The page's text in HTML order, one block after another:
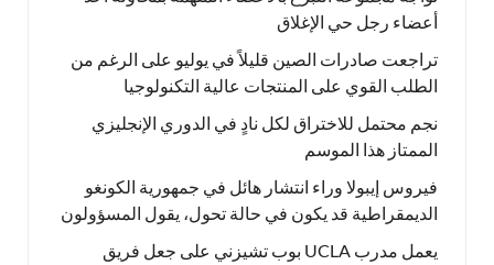
أعضاء رجل حي الإغلاق
تراجعت صادرات الصين قليلاً في يوليو على الرغم من
الطلب القوي على المنتجات عالية التكنولوجيا
نجم محتمل للاختراق لكل نادٍ في الدوري الإنجليزي
الممتاز هذا الموسم
فيروس إيبولا وراء انتشار هائل في جمهورية الكونغو
الديمقراطية قد يكون في حالة تحول، يقول المسؤولون
يعمل مدرب UCLA بوب تشيزني على جعل فريق